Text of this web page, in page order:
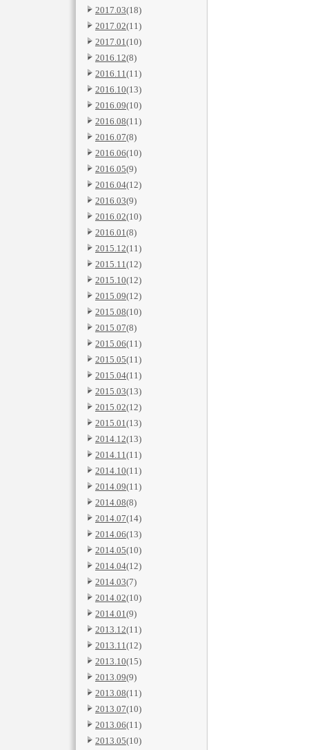
2017.03(18)
2017.02(11)
2017.01(10)
2016.12(8)
2016.11(11)
2016.10(13)
2016.09(10)
2016.08(11)
2016.07(8)
2016.06(10)
2016.05(9)
2016.04(12)
2016.03(9)
2016.02(10)
2016.01(8)
2015.12(11)
2015.11(12)
2015.10(12)
2015.09(12)
2015.08(10)
2015.07(8)
2015.06(11)
2015.05(11)
2015.04(11)
2015.03(13)
2015.02(12)
2015.01(13)
2014.12(13)
2014.11(11)
2014.10(11)
2014.09(11)
2014.08(8)
2014.07(14)
2014.06(13)
2014.05(10)
2014.04(12)
2014.03(7)
2014.02(10)
2014.01(9)
2013.12(11)
2013.11(12)
2013.10(15)
2013.09(9)
2013.08(11)
2013.07(10)
2013.06(11)
2013.05(10)